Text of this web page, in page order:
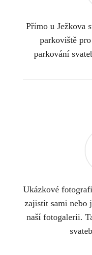
Přímo u Ježkova
parkoviště
parkování
Ukázkové
zajistit sami nebo
naší fotogalerii.